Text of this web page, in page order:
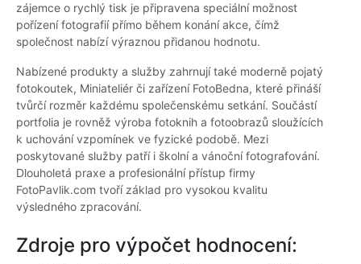
zájemce o rychlý tisk je připravena speciální možnost
pořízení fotografií přímo během konání akce, čímž
společnost nabízí výraznou přidanou hodnotu.
Nabízené produkty a služby zahrnují také moderně pojatý
fotokoutek, Miniateliér či zařízení FotoBedna, které přináší
tvůrčí rozměr každému společenskému setkání. Součástí
portfolia je rovněž výroba fotoknih a fotoobrazů sloužících
k uchování vzpomínek ve fyzické podobě. Mezi
poskytované služby patří i školní a vánoční fotografování.
Dlouholetá praxe a profesionální přístup firmy
FotoPavlik.com tvoří základ pro vysokou kvalitu
výsledného zpracování.
Zdroje pro výpočet hodnocení: